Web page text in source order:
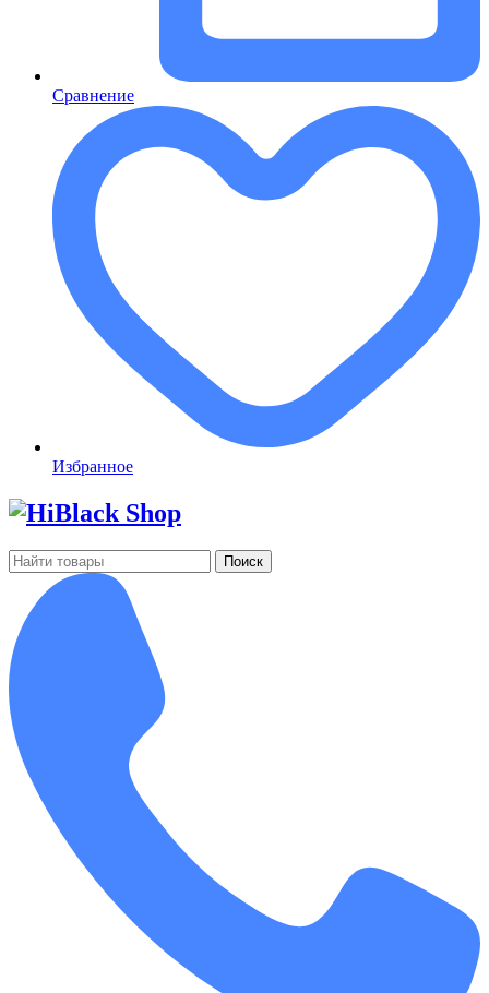
Сравнение
Избранное
Поиск